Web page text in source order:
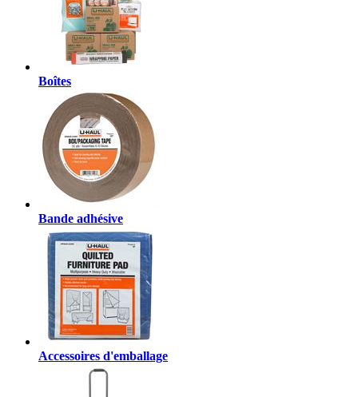
Boîtes
Bande adhésive
Accessoires d'emballage